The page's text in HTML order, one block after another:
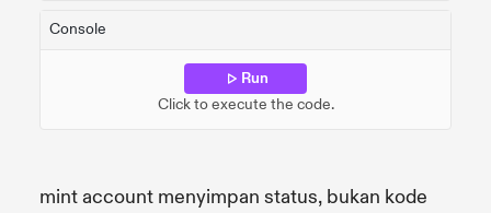
Console
Run
Click to execute the code.
mint account menyimpan status, bukan kode